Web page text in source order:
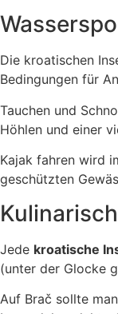
Die kroatischen
Bedingungen für
Tauchen und
Höhlen und einer
Kajak fahren wird
geschützten
Jede kroatische
(unter der Glocke
Auf Brač sollte